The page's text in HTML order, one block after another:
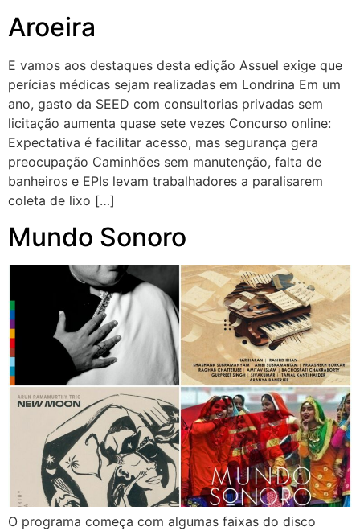
Aroeira
E vamos aos destaques desta edição Assuel exige que
perícias médicas sejam realizadas em Londrina Em um
ano, gasto da SEED com consultorias privadas sem
licitação aumenta quase sete vezes Concurso online:
Expectativa é facilitar acesso, mas segurança gera
preocupação Caminhões sem manutenção, falta de
banheiros e EPIs levam trabalhadores a paralisarem
coleta de lixo […]
Mundo Sonoro
O programa começa com algumas faixas do disco